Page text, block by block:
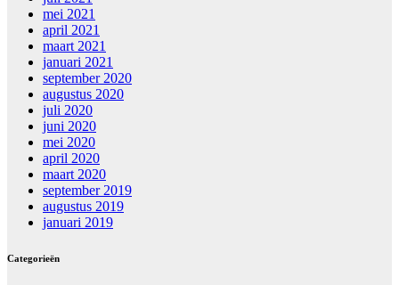
mei 2021
april 2021
maart 2021
januari 2021
september 2020
augustus 2020
juli 2020
juni 2020
mei 2020
april 2020
maart 2020
september 2019
augustus 2019
januari 2019
Categorieën